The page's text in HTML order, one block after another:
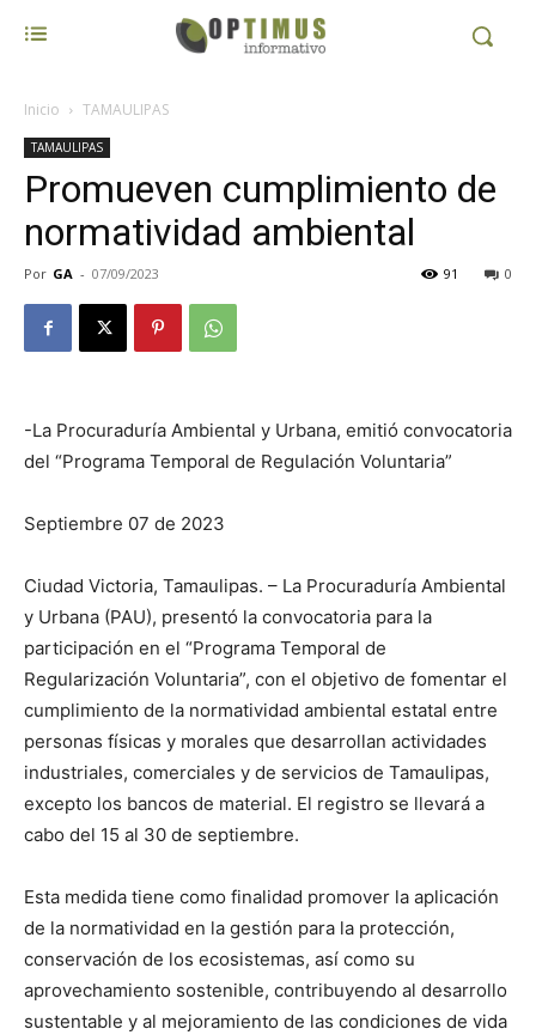
Inicio TAMAULIPAS
TAMAULIPAS
Promueven cumplimiento de
normatividad ambiental
Por GA - 07/09/2023 0
91
-La Procuraduría Ambiental y Urbana, emitió convocatoria
del “Programa Temporal de Regulación Voluntaria”
Septiembre 07 de 2023
Ciudad Victoria, Tamaulipas. – La Procuraduría Ambiental
y Urbana (PAU), presentó la convocatoria para la
participación en el “Programa Temporal de
Regularización Voluntaria”, con el objetivo de fomentar el
cumplimiento de la normatividad ambiental estatal entre
personas físicas y morales que desarrollan actividades
industriales, comerciales y de servicios de Tamaulipas,
excepto los bancos de material. El registro se llevará a
cabo del 15 al 30 de septiembre.
Esta medida tiene como finalidad promover la aplicación
de la normatividad en la gestión para la protección,
conservación de los ecosistemas, así como su
aprovechamiento sostenible, contribuyendo al desarrollo
sustentable y al mejoramiento de las condiciones de vida